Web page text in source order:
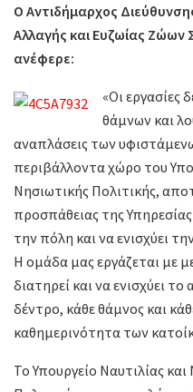
Ο Αντιδήμαρχος
Αλλαγής και Ευζωίας Ζώων
ανέφερε:
«Οι εργασίες
θάμνων και
αναπλάσεις των
περιβάλλοντα χώρο του
Νησιωτικής Πολιτικής,
προσπάθειας της
την πόλη και να ενισχύει
Η ομάδα μας εργάζεται με
διατηρεί και να ενισχύει
δέντρο, κάθε θάμνος και
καθημερινότητα των
Το Υπουργείο Ναυτιλίας